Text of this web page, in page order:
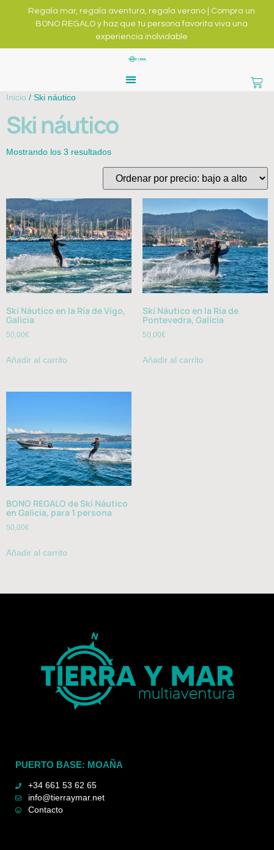
Regala mar, regala aventura, regala verano | Compra un
BONO REGALO y haz que tu persona favorita viva una
experiencia inolvidable
Inicio / Ski náutico
Ski náutico
Mostrando los 3 resultados
Skí Náutico en la Ría de Vigo,
Galicia
50,00€
Añadir al carrito
Skí Náutico en la Ría de
Pontevedra, Galicia
50,00€
Añadir al carrito
BONO REGALO de Skí Náutico
en Galicia, para 1 persona
50,00€
Añadir al carrito
PUERTO BASE: MOAÑA
+34 661 53 62 65
info@tierraymar.net
Contacto